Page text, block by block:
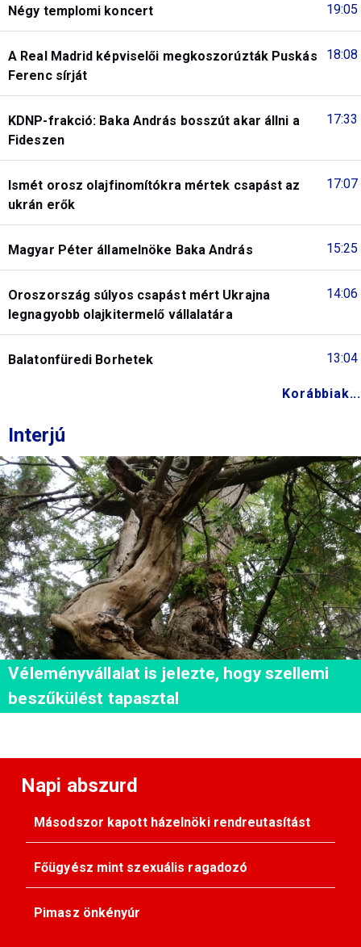
19:05
Négy templomi koncert
18:08
A Real Madrid képviselői megkoszorúzták Puskás
Ferenc sírját
17:33
KDNP-frakció: Baka András bosszút akar állni a
Fideszen
17:07
Ismét orosz olajfinomítókra mértek csapást az
ukrán erők
15:25
Magyar Péter államelnöke Baka András
14:06
Oroszország súlyos csapást mért Ukrajna
legnagyobb olajkitermelő vállalatára
13:04
Balatonfüredi Borhetek
Korábbiak...
Interjú
Véleményvállalat is jelezte, hogy szellemi
beszűkülést tapasztal
Napi abszurd
Másodszor kapott házelnöki rendreutasítást
Főügyész mint szexuális ragadozó
Pimasz önkényúr